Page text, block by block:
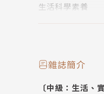
生活科學素養
發現臺灣
翻譯練習
雜誌簡介
〔中級：生活、